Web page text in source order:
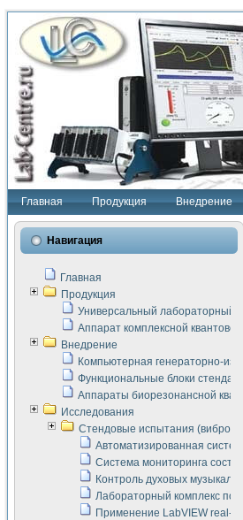
Главная Продукция Внедрение
Навигация
Главная
Продукция
Универсальный лабораторный
Аппарат комплексной
Внедрение
Компьютерная генераторно-
Функциональные блоки стенда
Аппараты биорезонансной
Исследования
Стендовые испытания
Автоматизированная
Система мониторинга
Контроль духовых
Лабораторный комплекс по
Применение LabVIEW real-